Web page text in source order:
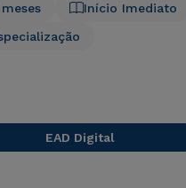
Início Imediato
EAD Digital